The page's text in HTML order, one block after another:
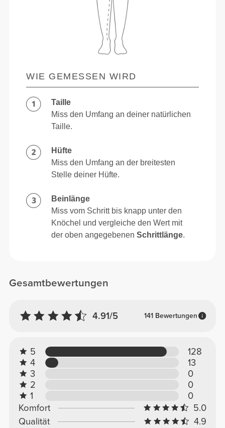
Gesamtbewertungen
4.91/5 141 Bewertungen
5
128
4
13
3
0
2
0
1
0
Komfort
5.0
Qualität
4.9
WIE GEMESSEN WIRD
Taille
Miss den Umfang an deiner natürlichen
Taille.
Hüfte
Miss den Umfang an der breitesten
Stelle deiner Hüfte.
Beinlänge
Miss vom Schritt bis knapp unter den
Knöchel und vergleiche den Wert mit
der oben angegebenenSchrittlänge.